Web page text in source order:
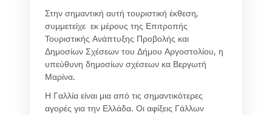
Στην σημαντική αυτή τουριστική έκθεση,
συμμετείχε εκ μέρους της Επιτροπής
Τουριστικής Ανάπτυξης Προβολής και
Δημοσίων Σχέσεων του Δήμου Αργοστολίου, η
υπεύθυνη δημοσίων σχέσεων κα Βεργωτή
Μαρίνα.
Η Γαλλία είναι μια από τις σημαντικότερες
αγορές για την Ελλάδα. Οι αφίξεις Γάλλων